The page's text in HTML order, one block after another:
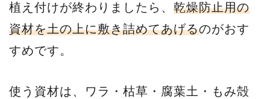
植え付けが終わりましたら、 乾燥防止用の
資材を土の上に敷き詰めてあげるのがおす
すめです。
使う資材は、ワラ・枯草・腐葉土・もみ殻